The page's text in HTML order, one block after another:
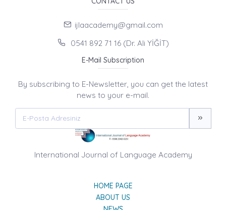
ijlaacademy@gmail.com
0541 892 71 16 (Dr. Ali YİĞİT)
E-Mail Subscription
By subscribing to E-Newsletter, you can get the latest
news to your e-mail.
International Journal of Language Academy
HOME PAGE
ABOUT US